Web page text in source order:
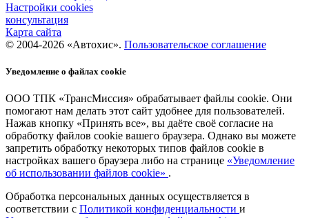
Настройки cookies
консультация
Карта сайта
© 2004-2026 «Автохис». Пользовательское соглашение
Уведомление о файлах cookie
ООО ТПК «ТрансМиссия» обрабатывает файлы cookie. Они
помогают нам делать этот сайт удобнее для пользователей.
Нажав кнопку «Принять все», вы даёте своё согласие на
обработку файлов cookie вашего браузера. Однако вы можете
запретить обработку некоторых типов файлов cookie в
настройках вашего браузера либо на странице «Уведомление
об использовании файлов cookie» .
Обработка персональных данных осуществляется в
соответствии с Политикой конфиденциальности и